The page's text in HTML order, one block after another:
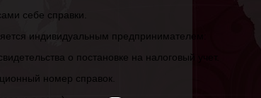
себе справки.
индивидуальным предпринимателем:
о постановке на налоговый учет.
номер справок.